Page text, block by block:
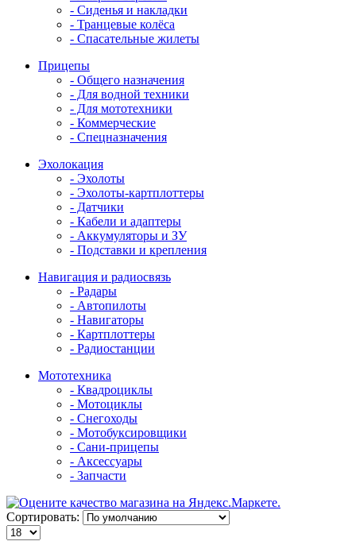
- Сиденья и накладки
- Транцевые колёса
- Спасательные жилеты
Прицепы
- Общего назначения
- Для водной техники
- Для мототехники
- Коммерческие
- Спецназначения
Эхолокация
- Эхолоты
- Эхолоты-картплоттеры
- Датчики
- Кабели и адаптеры
- Аккумуляторы и ЗУ
- Подставки и крепления
Навигация и радиосвязь
- Радары
- Автопилоты
- Навигаторы
- Картплоттеры
- Радиостанции
Мототехника
- Квадроциклы
- Мотоциклы
- Снегоходы
- Мотобуксировщики
- Сани-прицепы
- Аксессуары
- Запчасти
Сортировать: